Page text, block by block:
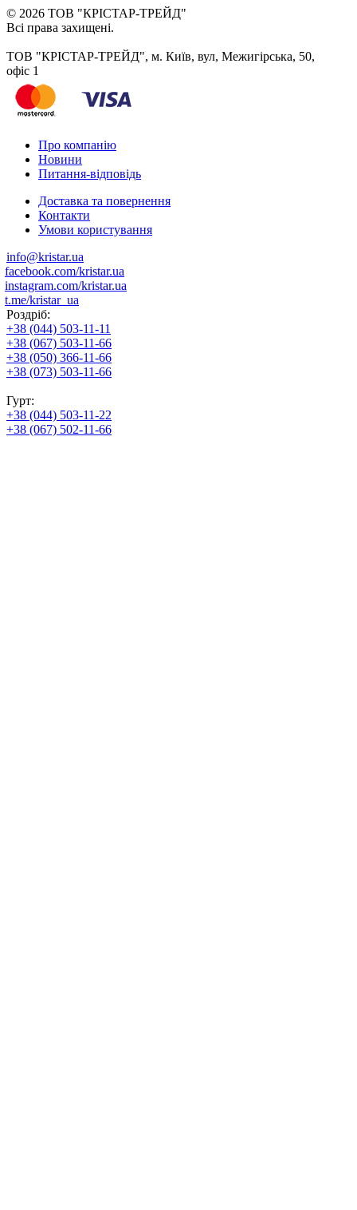
© 2026 ТОВ "КРІСТАР-ТРЕЙД"
Всі права захищені.
ТОВ "КРІСТАР-ТРЕЙД", м. Київ, вул, Межигірська, 50,
офіс 1
Про компанію
Новини
Питання-відповідь
Доставка та повернення
Контакти
Умови користування
info@kristar.ua
facebook.com/kristar.ua
instagram.com/kristar.ua
t.me/kristar_ua
Роздріб:
+38 (044) 503-11-11
+38 (067) 503-11-66
+38 (050) 366-11-66
+38 (073) 503-11-66
Гурт:
+38 (044) 503-11-22
+38 (067) 502-11-66